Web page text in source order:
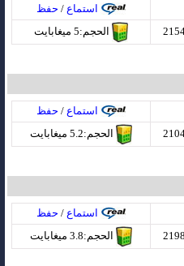
استماع / حفظ
الحجم:5 ميغابايت
استماع / حفظ
الحجم:5.2 ميغابايت
استماع / حفظ
الحجم:3.8 ميغابايت